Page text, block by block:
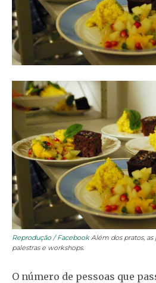
Reprodução / FacebookAlém dos pratos,
palestras e workshops.
O número de pessoas que